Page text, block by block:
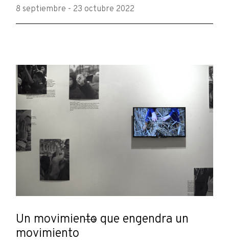
8 septiembre - 23 octubre 2022
Un movimiento que engendra un
movimiento